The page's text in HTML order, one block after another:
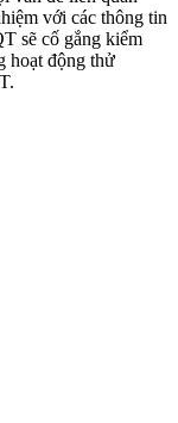
với các thông tin
sẽ cố gắng kiểm
hoạt động thử